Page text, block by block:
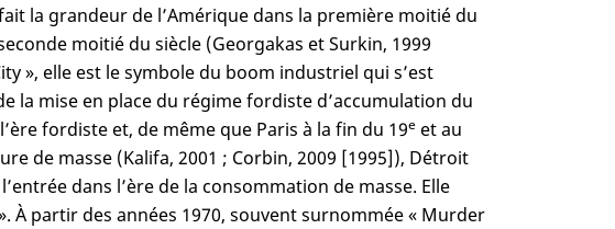
la grandeur de l’Amérique dans la première moitié du
moitié du siècle (Georgakas et Surkin, 1999
», elle est le symbole du boom industriel qui s’est
la mise en place du régime fordiste d’accumulation du
fordiste et, de même que Paris à la fin du 19eet au
de masse (Kalifa, 2001 ; Corbin, 2009 [1995]), Détroit
dans l’ère de la consommation de masse. Elle
À partir des années 1970, souvent surnommée « Murder